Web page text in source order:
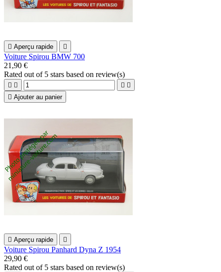
 Aperçu rapide 
Voiture Spirou BMW 700
21,90 €
Rated out of 5 stars based on review(s)
   
 Ajouter au panier
 Aperçu rapide 
Voiture Spirou Panhard Dyna Z 1954
29,90 €
Rated out of 5 stars based on review(s)